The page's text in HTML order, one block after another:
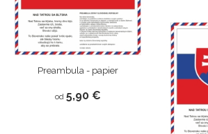
Preambula - papier
od 5,90 €